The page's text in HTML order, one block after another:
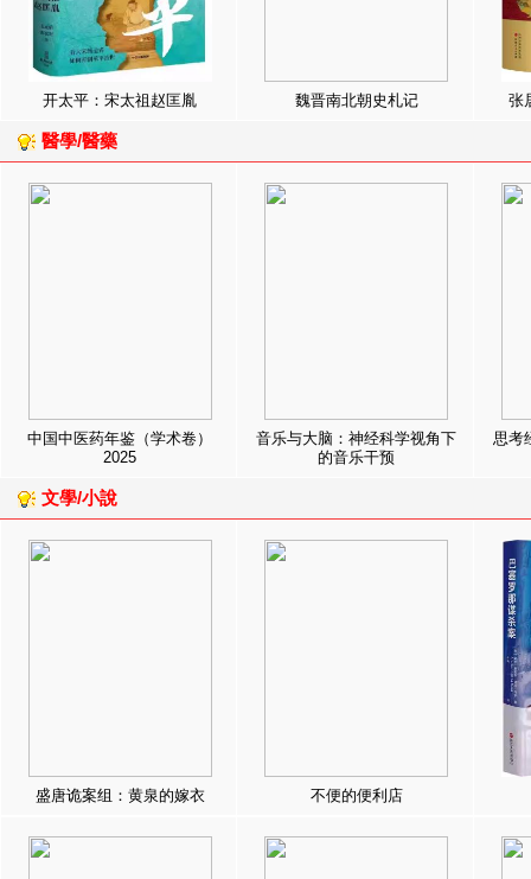
开太平：宋太祖赵匡胤 魏晋南北朝史札记 张
醫學/醫藥
中国中医药年鉴（学术卷）
2025
音乐与大脑：神经科学视角下
的音乐干预
思考
文學/小說
盛唐诡案组：黄泉的嫁衣 不便的便利店